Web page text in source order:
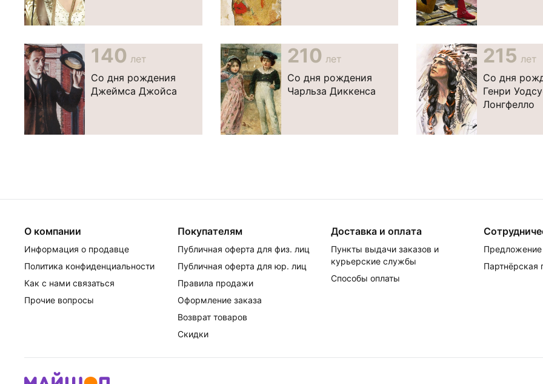
140 лет
Со дня рождения
Джеймса Джойса
210 лет
Со дня рождения
Чарльза Диккенса
215 лет
Со дня
Генри
Лонгфелло
О компании
Информация о продавце
Политика конфиденциальности
Как с нами связаться
Прочие вопросы
Покупателям
Публичная оферта для физ. лиц
Публичная оферта для юр. лиц
Правила продажи
Оформление заказа
Возврат товаров
Скидки
Доставка и оплата
Пункты выдачи заказов и
курьерские службы
Способы оплаты
Предложение
Партнёрская